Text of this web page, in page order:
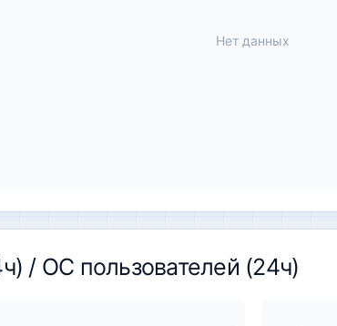
Нет данных
/ ОС пользователей (24ч)